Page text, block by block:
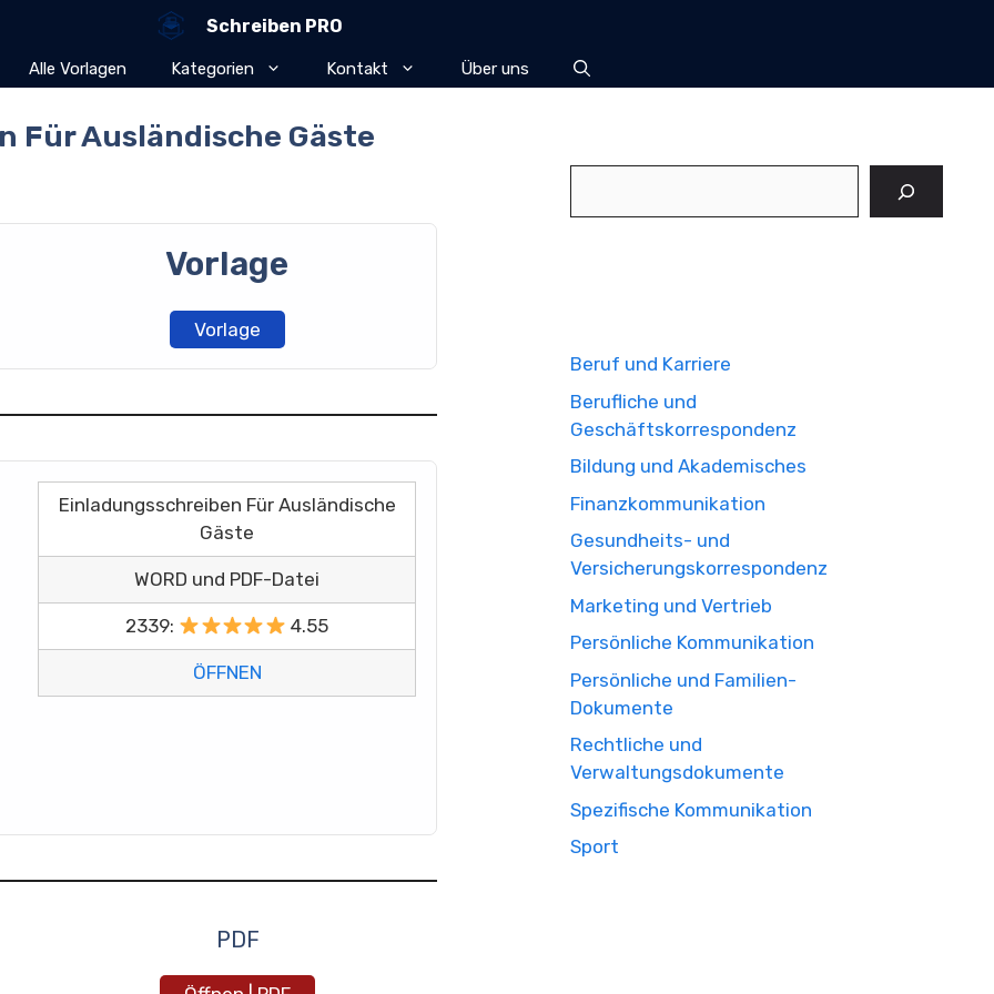
Schreiben PRO
Alle Vorlagen Kategorien Kontakt Über uns
Für Ausländische Gäste
Vorlage
Vorlage
Einladungsschreiben Für Ausländische
Gäste
WORD und PDF-Datei
2339: 4.55
ÖFFNEN
PDF
Beruf und Karriere
Berufliche und
Geschäftskorrespondenz
Bildung und Akademisches
Finanzkommunikation
Gesundheits- und
Versicherungskorrespondenz
Marketing und Vertrieb
Persönliche Kommunikation
Persönliche und Familien-
Dokumente
Rechtliche und
Verwaltungsdokumente
Spezifische Kommunikation
Sport